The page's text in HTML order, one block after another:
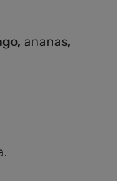
ananas,